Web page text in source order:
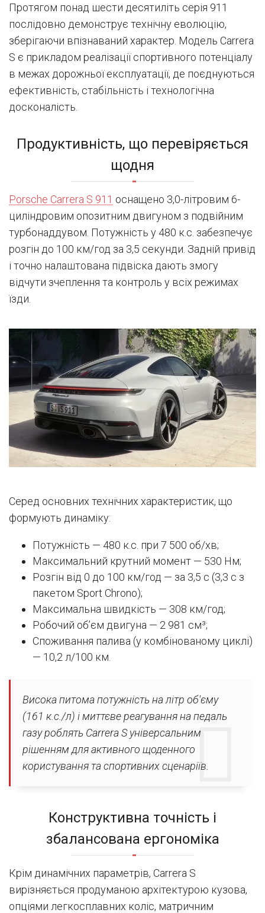
Протягом понад шести десятиліть серія 911
послідовно демонструє технічну еволюцію,
зберігаючи впізнаваний характер. Модель Carrera
S є прикладом реалізації спортивного потенціалу
в межах дорожньої експлуатації, де поєднуються
ефективність, стабільність і технологічна
досконалість.
Продуктивність, що перевіряється
щодня
Porsche Carrera S 911 оснащено 3,0-літровим 6-
циліндровим опозитним двигуном з подвійним
турбонаддувом. Потужність у 480 к.с. забезпечує
розгін до 100 км/год за 3,5 секунди. Задній привід
і точно налаштована підвіска дають змогу
відчути зчеплення та контроль у всіх режимах
їзди.
Серед основних технічних характеристик, що
формують динаміку:
Потужність — 480 к.с. при 7 500 об/хв;
Максимальний крутний момент — 530 Нм;
Розгін від 0 до 100 км/год — за 3,5 с (3,3 с з
пакетом Sport Chrono);
Максимальна швидкість — 308 км/год;
Робочий об’єм двигуна — 2 981 см³;
Споживання палива (у комбінованому циклі)
— 10,2 л/100 км.
Висока питома потужність на літр об'єму
(161 к.с./л) і миттєве реагування на педаль
газу роблять Carrera S універсальним
рішенням для активного щоденного
користування та спортивних сценаріїв.
Конструктивна точність і
збалансована ергономіка
Крім динамічних параметрів, Carrera S
вирізняється продуманою архітектурою кузова,
опціями легкосплавних коліс, матричним